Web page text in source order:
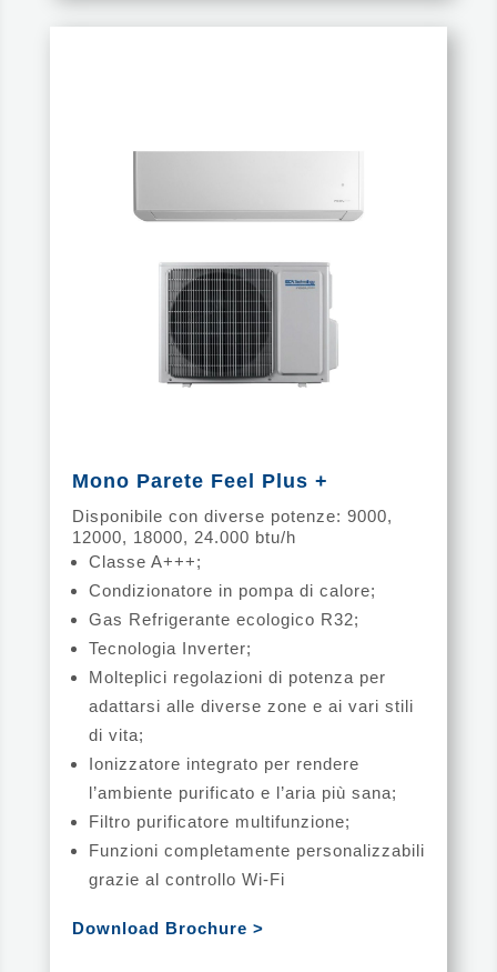
Mono Parete Feel Plus +
Disponibile con diverse potenze: 9000,
12000, 18000, 24.000 btu/h
Classe A+++;
Condizionatore in pompa di calore;
Gas Refrigerante ecologico R32;
Tecnologia Inverter;
Molteplici regolazioni di potenza per
adattarsi alle diverse zone e ai vari stili
di vita;
Ionizzatore integrato per rendere
l’ambiente purificato e l’aria più sana;
Filtro purificatore multifunzione;
Funzioni completamente personalizzabili
grazie al controllo Wi-Fi
Download Brochure >